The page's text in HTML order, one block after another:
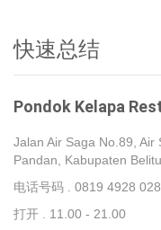
快速总结
Pondok Kelapa
Jalan Air Saga No.89, Air
Pandan, Kabupaten
电话号码 . 0819 4928
打开 . 11.00 - 21.00